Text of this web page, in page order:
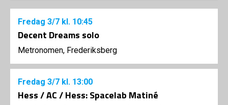
Fredag 3/7 kl. 10:45
Decent Dreams solo
Metronomen, Frederiksberg
Fredag 3/7 kl. 13:00
Hess / AC / Hess: Spacelab Matiné